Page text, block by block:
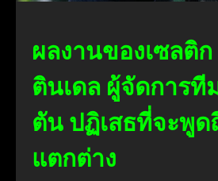
ผลงานของเซลติก
ตินเดล ผู้จัดการที
ตัน ปฏิเสธที่จะพูด
แตกต่าง